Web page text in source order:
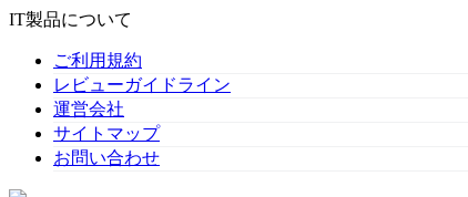
IT製品について
ご利用規約
レビューガイドライン
運営会社
サイトマップ
お問い合わせ